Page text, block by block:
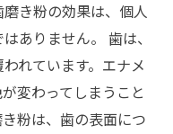
き粉の効果は、個人
ありません。 歯は、
れています。エナメ
変わってしまうこと
粉は、歯の表面につ